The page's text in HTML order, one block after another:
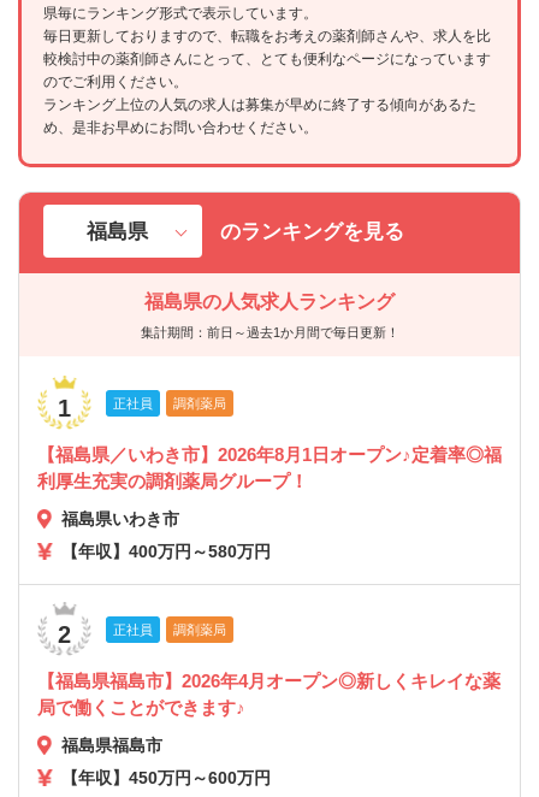
県毎にランキング形式で表示しています。
毎日更新しておりますので、転職をお考えの薬剤師さんや、求人を比
較検討中の薬剤師さんにとって、とても便利なページになっています
のでご利用ください。
ランキング上位の人気の求人は募集が早めに終了する傾向があるた
め、是非お早めにお問い合わせください。
のランキングを見る
福島県の人気求人ランキング
集計期間：前日～過去1か月間で毎日更新！
1 正社員 調剤薬局
【福島県／いわき市】2026年8月1日オープン♪定着率◎福
利厚生充実の調剤薬局グループ！
福島県いわき市
【年収】400万円～580万円
2 正社員 調剤薬局
【福島県福島市】2026年4月オープン◎新しくキレイな薬
局で働くことができます♪
福島県福島市
【年収】450万円～600万円